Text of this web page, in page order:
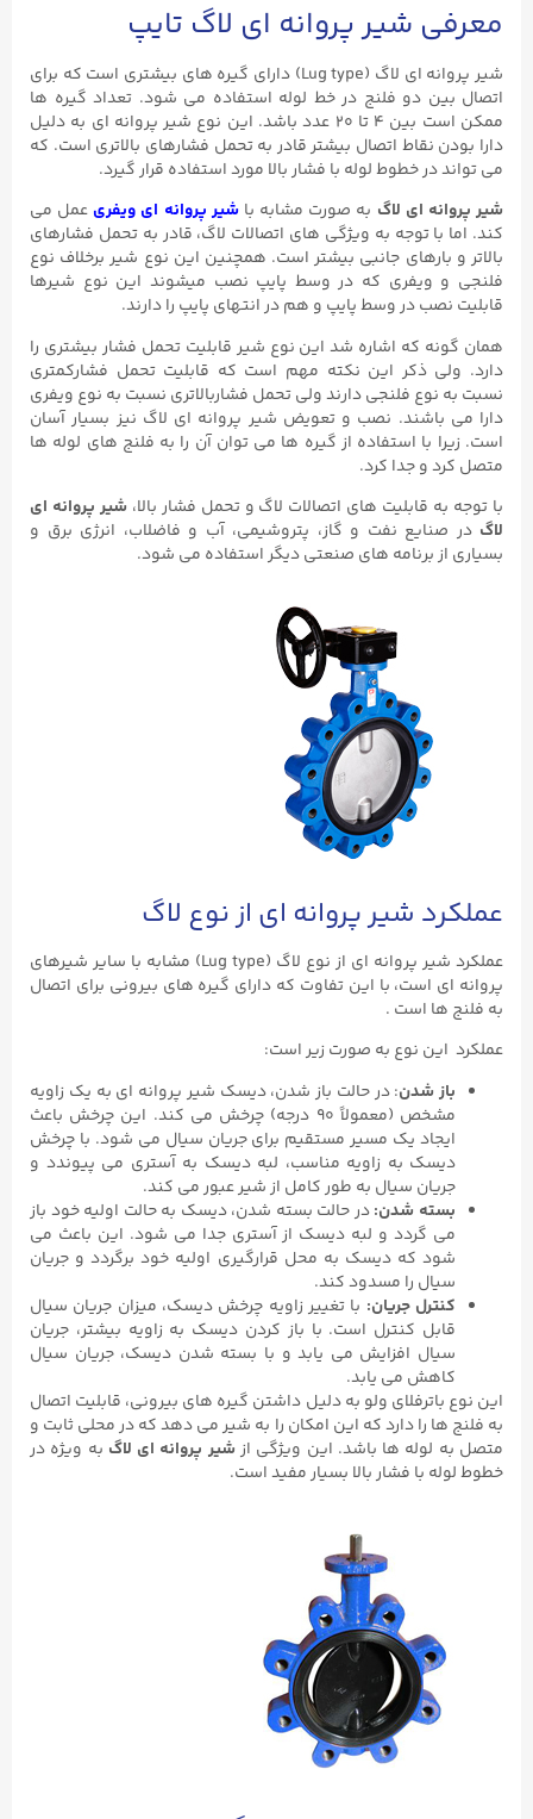
معرفی شیر پروانه ای لاگ تایپ
شیر پروانه ای لاگ (Lug type) دارای گیره های بیشتری است که برای
اتصال بین دو فلنج در خط لوله استفاده می شود. تعداد گیره ها
ممکن است بین ۴ تا ۲۰ عدد باشد. این نوع شیر پروانه ای به دلیل
دارا بودن نقاط اتصال بیشتر قادر به تحمل فشارهای بالاتری است. که
می تواند در خطوط لوله با فشار بالا مورد استفاده قرار گیرد.
شیر پروانه ای لاگ به صورت مشابه باشیر پروانه ای ویفری عمل می
کند. اما با توجه به ویژگی های اتصالات لاگ، قادر به تحمل فشارهای
بالاتر و بارهای جانبی بیشتر است. همچنین این نوع شیر برخلاف نوع
فلنجی و ویفری که در وسط پایپ نصب میشوند این نوع شیرها
قابلیت نصب در وسط پایپ و هم در انتهای پایپ را دارند.
همان گونه که اشاره شد این نوع شیر قابلیت تحمل فشار بیشتری را
دارد. ولی ذکر این نکته مهم است که قابلیت تحمل فشارکمتری
نسبت به نوع فلنجی دارند ولی تحمل فشاربالاتری نسبت به نوع ویفری
دارا می باشند. نصب و تعویض شیر پروانه ای لاگ نیز بسیار آسان
است. زیرا با استفاده از گیره ها می توان آن را به فلنج های لوله ها
متصل کرد و جدا کرد.
با توجه به قابلیت های اتصالات لاگ و تحمل فشار بالا، شیر پروانه ای
لاگ در صنایع نفت و گاز، پتروشیمی، آب و فاضلاب، انرژی برق و
بسیاری از برنامه های صنعتی دیگر استفاده می شود.
عملکرد شیر پروانه ای از نوع لاگ
عملکرد شیر پروانه ای از نوع لاگ (Lug type) مشابه با سایر شیرهای
پروانه ای است، با این تفاوت که دارای گیره های بیرونی برای اتصال
به فلنج ها است .
عملکرد این نوع به صورت زیر است:
باز شدن: در حالت باز شدن، دیسک شیر پروانه ای به یک زاویه
مشخص (معمولاً ۹۰ درجه) چرخش می کند. این چرخش باعث
ایجاد یک مسیر مستقیم برای جریان سیال می شود. با چرخش
دیسک به زاویه مناسب، لبه دیسک به آستری می پیوندد و
جریان سیال به طور کامل از شیر عبور می کند.
بسته شدن:در حالت بسته شدن، دیسک به حالت اولیه خود باز
می گردد و لبه دیسک از آستری جدا می شود. این باعث می
شود که دیسک به محل قرارگیری اولیه خود برگردد و جریان
سیال را مسدود کند.
کنترل جریان: با تغییر زاویه چرخش دیسک، میزان جریان سیال
قابل کنترل است. با باز کردن دیسک به زاویه بیشتر، جریان
سیال افزایش می یابد و با بسته شدن دیسک، جریان سیال
کاهش می یابد.
این نوع باترفلای ولو به دلیل داشتن گیره های بیرونی، قابلیت اتصال
به فلنج ها را دارد که این امکان را به شیر می دهد که در محلی ثابت و
متصل به لوله ها باشد. این ویژگی از شیر پروانه ای لاگ به ویژه در
خطوط لوله با فشار بالا بسیار مفید است.